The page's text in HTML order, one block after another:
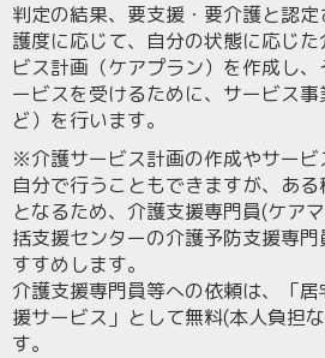
判定の結果、要支援・要介護と認
護度に応じて、自分の状態に応じ
ビス計画（ケアプラン）を作成し
ービスを受けるために、サービス
ど）を行います。
※介護サービス計画の作成やサービ
自分で行うこともできますが、あ
となるため、介護支援専門員(ケア
括支援センターの介護予防支援専
すすめします。
介護支援専門員等への依頼は、「
援サービス」として無料(本人負担
す。